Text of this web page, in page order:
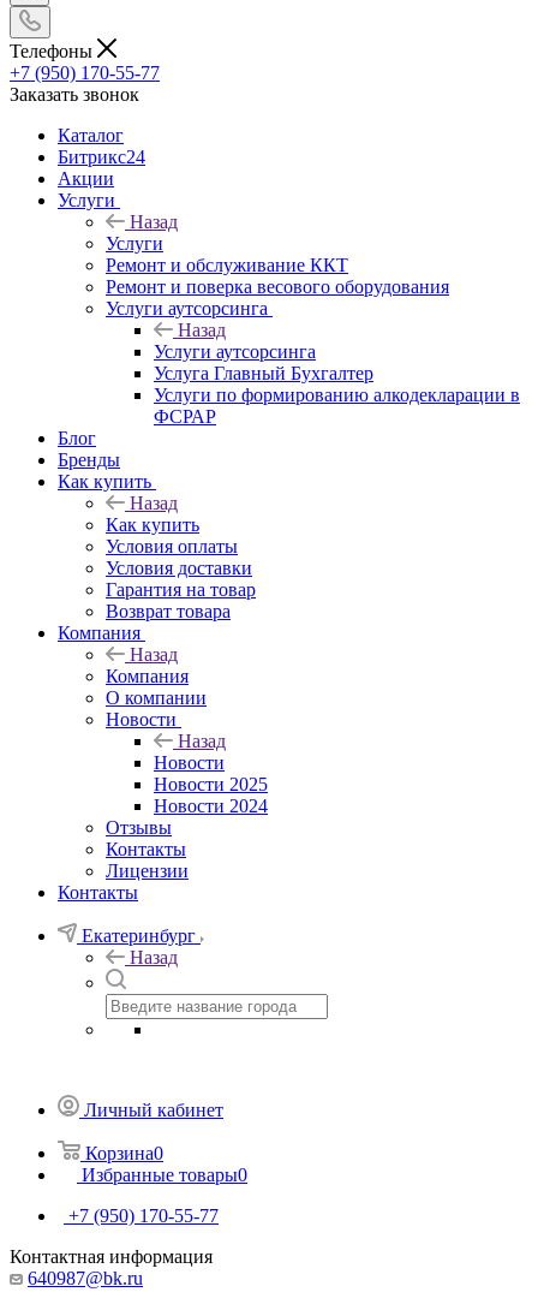
Телефоны
+7 (950) 170-55-77
Заказать звонок
Каталог
Битрикс24
Акции
Услуги
Назад
Услуги
Ремонт и обслуживание ККТ
Ремонт и поверка весового оборудования
Услуги аутсорсинга
Назад
Услуги аутсорсинга
Услуга Главный Бухгалтер
Услуги по формированию алкодекларации в
ФСРАР
Блог
Бренды
Как купить
Назад
Как купить
Условия оплаты
Условия доставки
Гарантия на товар
Возврат товара
Компания
Назад
Компания
О компании
Новости
Назад
Новости
Новости 2025
Новости 2024
Отзывы
Контакты
Лицензии
Контакты
Екатеринбург
Назад
Личный кабинет
Корзина0
Избранные товары0
+7 (950) 170-55-77
Контактная информация
640987@bk.ru